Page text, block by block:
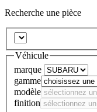
Recherche une pièce
Véhicule
marque
gamme
modèle
finition